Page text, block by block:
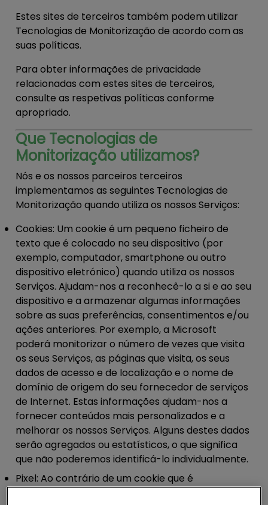
Estes sites de terceiros também podem utilizar
Tecnologias de Monitorização de acordo com as
suas políticas.
Para obter informações de privacidade
relacionadas com estes sites de terceiros,
consulte as respetivas políticas conforme
apropriado.
Que Tecnologias de
Monitorização utilizamos?
Nós e os nossos parceiros terceiros
implementamos as seguintes Tecnologias de
Monitorização quando utiliza os nossos Serviços:
Cookies: Um cookie é um pequeno ficheiro de
texto que é colocado no seu dispositivo (por
exemplo, computador, smartphone ou outro
dispositivo eletrónico) quando utiliza os nossos
Serviços. Ajudam-nos a reconhecê-lo a si e ao seu
dispositivo e a armazenar algumas informações
sobre as suas preferências, consentimentos e/ou
ações anteriores. Por exemplo, a Microsoft
poderá monitorizar o número de vezes que visita
os seus Serviços, as páginas que visita, os seus
dados de acesso e de localização e o nome de
domínio de origem do seu fornecedor de serviços
de Internet. Estas informações ajudam-nos a
fornecer conteúdos mais personalizados e a
melhorar os nossos Serviços. Alguns destes dados
serão agregados ou estatísticos, o que significa
que não poderemos identificá-lo individualmente.
Pixel: Ao contrário de um cookie que é